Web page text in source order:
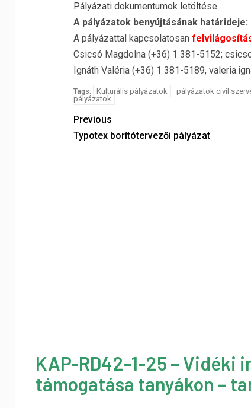
Pályázati dokumentumok letöltése
A pályázatok benyújtásának határideje:
A pályázattal kapcsolatosan
Csicsó Magdolna (+36) 1 381-5152;
Ignáth Valéria (+36) 1 381-5189,
Tags: Kulturális pályázatok pályázatok civil
pályázatok
Previous
Typotex borítótervezői pályázat
KAP-RD42-1-25 –
támogatása tanyákon –